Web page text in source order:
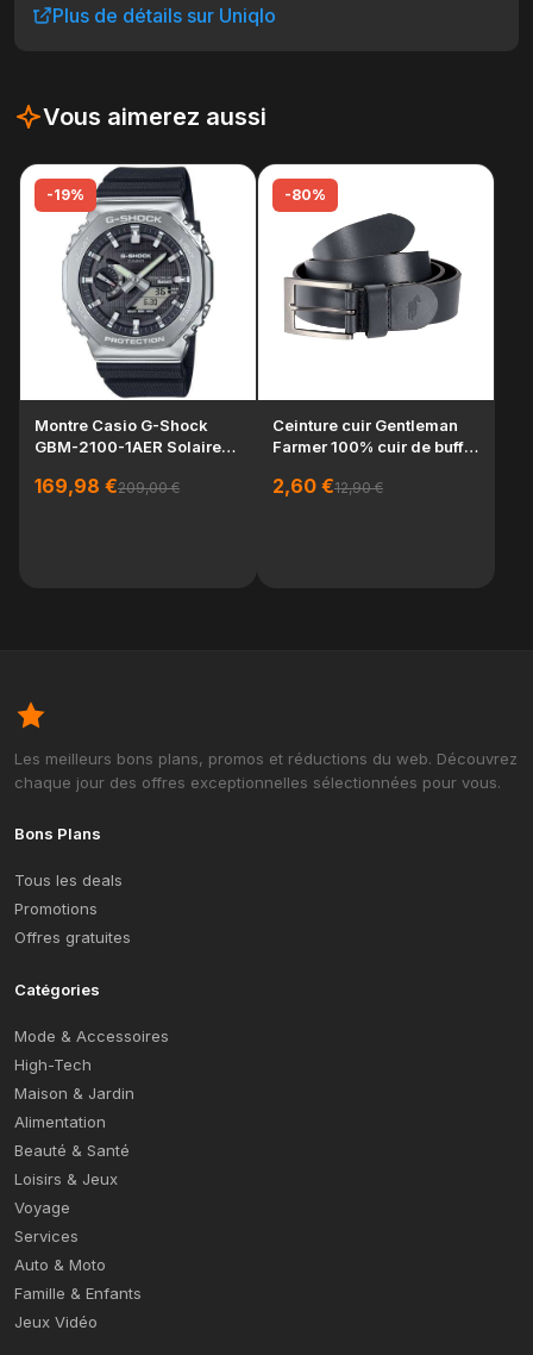
Plus de détails sur Uniqlo
Vous aimerez aussi
-19%
Montre Casio G-Shock
GBM-2100-1AER Solaire
169,98 €209,00 €
-80%
Ceinture cuir Gentleman
Farmer 100% cuir de buffle
2,60 €12,90 €
Les meilleurs bons plans, promos et réductions du web. Découvrez
chaque jour des offres exceptionnelles sélectionnées pour vous.
Bons Plans
Tous les deals
Promotions
Offres gratuites
Catégories
Mode & Accessoires
High-Tech
Maison & Jardin
Alimentation
Beauté & Santé
Loisirs & Jeux
Voyage
Services
Auto & Moto
Famille & Enfants
Jeux Vidéo